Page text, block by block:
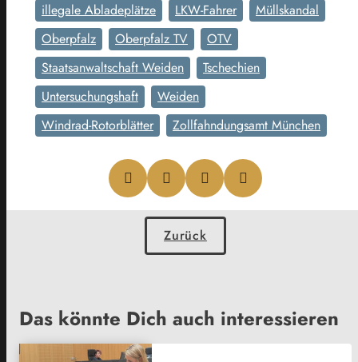
illegale Abladeplätze
LKW-Fahrer
Müllskandal
Oberpfalz
Oberpfalz TV
OTV
Staatsanwaltschaft Weiden
Tschechien
Untersuchungshaft
Weiden
Windrad-Rotorblätter
Zollfahndungsamt München
Zurück
Das könnte Dich auch interessieren